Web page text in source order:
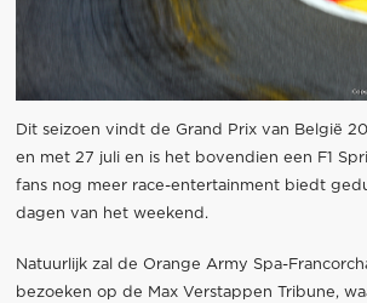
Dit seizoen vindt de Grand Prix van België
en met 27 juli en is het bovendien een F1
fans nog meer race-entertainment biedt
dagen van het weekend.
Natuurlijk zal de Orange Army Spa-
bezoeken op de Max Verstappen Tribune,